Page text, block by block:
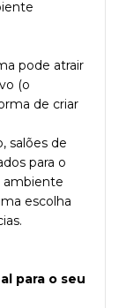
pode atrair
(o
de criar
salões de
para o
ambiente
escolha
para o seu